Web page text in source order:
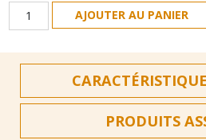
quantité
de
48
Pack
AJOUTER AU PANIER
PRODUITS